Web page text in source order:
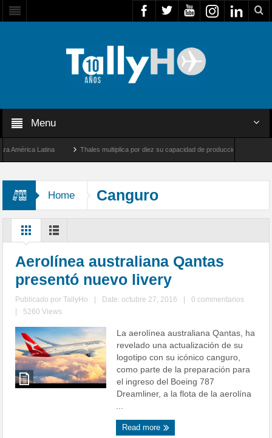
Menu
Latina Thales multiplica por diez su capacidad de producción de radares en
Home Canguro
Aerolínea australiana Qantas
presentó nuevo livery
Publicado porTallyHo Date: octubre 27, 2016
0 commentarios
5260 Views
La aerolínea australiana Qantas, ha
revelado una actualización de su
logotipo con su icónico canguro,
como parte de la preparación para
el ingreso del Boeing 787
Dreamliner, a la flota de la aerolína
...
Read more